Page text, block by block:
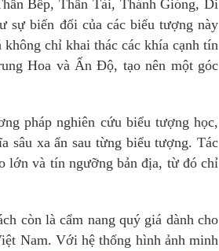
Bếp, Thần Tài, Thánh Gióng, Di
sự biến đổi của các biểu tượng này
chỉ khai thác các khía cạnh tín
Hoa và Ấn Độ, tạo nên một góc
pháp nghiên cứu biểu tượng học,
sâu xa ẩn sau từng biểu tượng. Tác
lớn và tín ngưỡng bản địa, từ đó chỉ
còn là cẩm nang quý giá dành cho
Nam. Với hệ thống hình ảnh minh